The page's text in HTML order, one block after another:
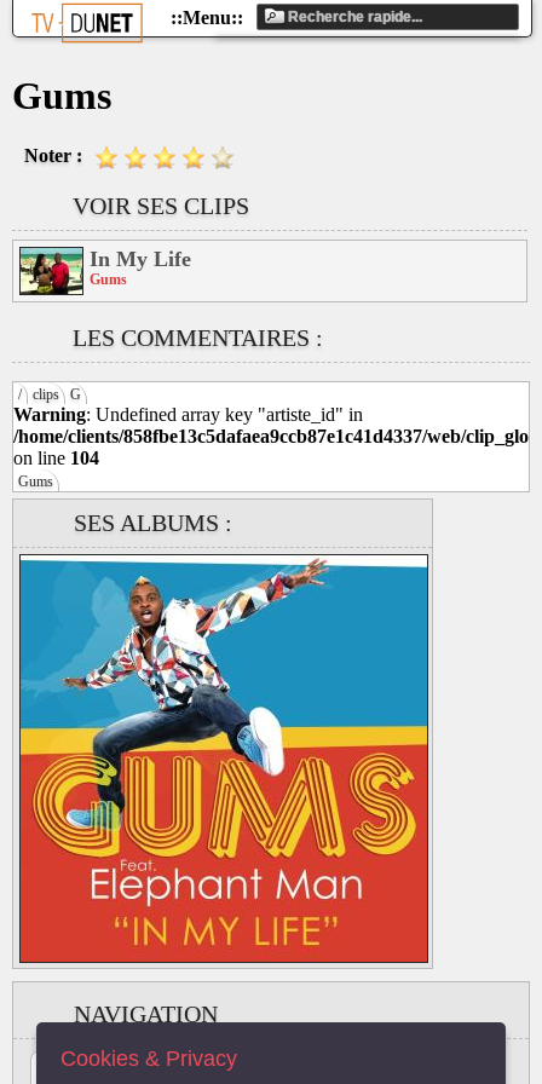
/ clips G
Warning: Undefined array key "artiste_id" in
/home/clients/858fbe13c5dafaea9ccb87e1c41d4337/web/
on line 104
Gums
SES ALBUMS :
NAVIGATION
A B C D
Gums
Noter :
VOIR SES CLIPS
In My Life
Gums
LES COMMENTAIRES :
Cookies & Privacy